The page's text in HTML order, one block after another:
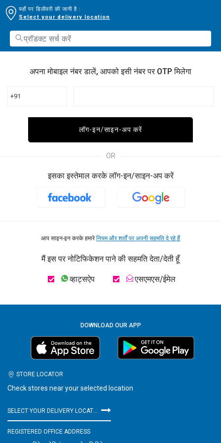
यहाँ पर डिलीवरी की जानी है :
Select your delivery location
अपना मोबाइल नंबर डालें, आपको इसी नंबर पर OTP मिलेगा
+91
लॉग-इन/साइन-अप करें
OR
इसका इस्तेमाल करके लॉग-इन/साइन-अप करें
आप साइन-इन करके हमारेनियम और शर्तों पर अपनी सहमति दे रहे हैं
मैं इस पर नोटिफिकेशन पाने की सहमति देता/देती हूँ
व्हाट्सऐप एसएमएस/ईमेल
DOWNLOAD OUR APP
STORE LOCATOR
Check stores near your selected location
SELECT YOUR DELIVERY LOCATION
REGISTERED OFFICE ADDRESS